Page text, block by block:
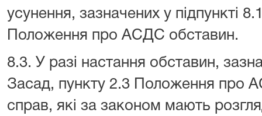
усунення, зазначених у підпункті
Положення про АСДС обставин.
8.3. У разі настання обставин,
Засад, пункту 2.3 Положення про
справ, які за законом мають